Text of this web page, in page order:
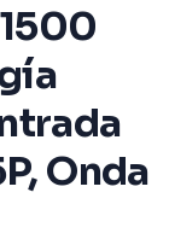
Onda